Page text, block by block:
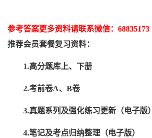
参考答案更多资料请联系微信： 68835173
推荐会员套餐复习资料：
1.高分题库上、下册
2.考前卷A、B卷
3.真题系列及强化练习更新（电子版）
4.笔记及考点归纳整理（电子版）